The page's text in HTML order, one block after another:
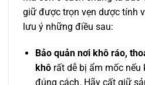
giữ được trọn vẹn dược tính
lưu ý những điều sau:
Bảo quản nơi khô ráo,
khôrất dễ bị ẩm mốc nếu
đúng cách. Hãy cất giữ